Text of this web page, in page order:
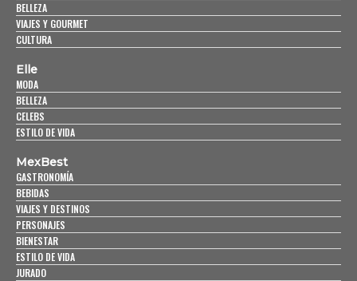
BELLEZA
VIAJES Y GOURMET
CULTURA
Elle
MODA
BELLEZA
CELEBS
ESTILO DE VIDA
MexBest
GASTRONOMÍA
BEBIDAS
VIAJES Y DESTINOS
PERSONAJES
BIENESTAR
ESTILO DE VIDA
JURADO